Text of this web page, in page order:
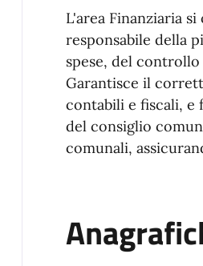
L'area Finanziaria
responsabile della
spese, del
Garantisce il
contabili e fiscali, e
del consiglio
comunali,